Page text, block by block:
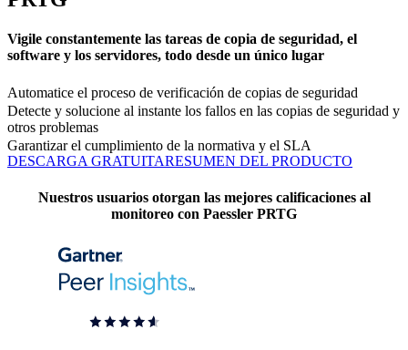
Vigile constantemente las tareas de copia de seguridad, el
software y los servidores, todo desde un único lugar
Automatice el proceso de verificación de copias de seguridad
Detecte y solucione al instante los fallos en las copias de seguridad y
otros problemas
Garantizar el cumplimiento de la normativa y el SLA
DESCARGA GRATUITARESUMEN DEL PRODUCTO
Nuestros usuarios otorgan las mejores calificaciones al
monitoreo con Paessler PRTG